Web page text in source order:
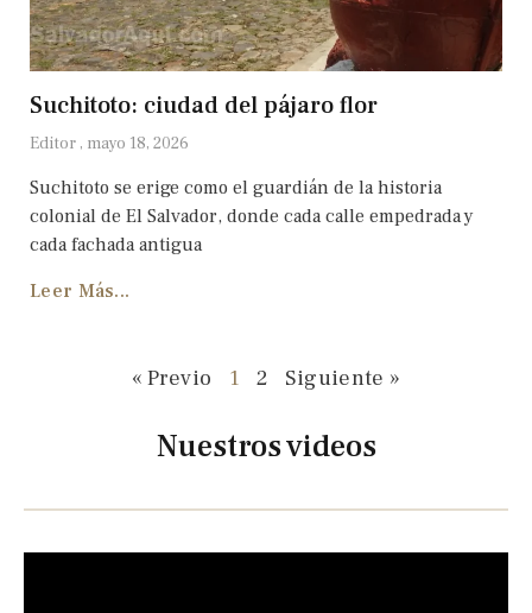
Suchitoto: ciudad del pájaro flor
Editor mayo 18, 2026
Suchitoto se erige como el guardián de la historia
colonial de El Salvador, donde cada calle empedrada y
cada fachada antigua
Leer Más...
« Previo 1 2 Siguiente »
Nuestros videos